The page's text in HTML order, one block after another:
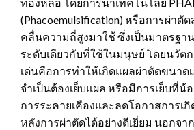
(Phacoemulsification) หรือการผ่าตั
คลื่นความถี่สูงมาใช้ ซึ่งเป็นมาตรฐา
ระดับเดียวกับที่ใช้ในมนุษย์ โดยนวัต
เด่นคือการทำให้เกิดแผลผ่าตัดขนาด
จำเป็นต้องเย็บแผล หรือมีการเย็บที่น้
การระคายเคืองและลดโอกาสการเ
หลังการผ่าตัดได้อย่างดีเยี่ยม นอกจา